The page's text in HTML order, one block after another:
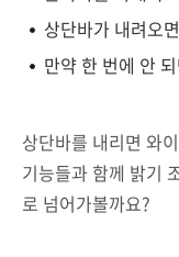
상단바가 내려오
만약 한 번에 안
상단바를 내리면 와
기능들과 함께 밝기
로 넘어가볼까요?